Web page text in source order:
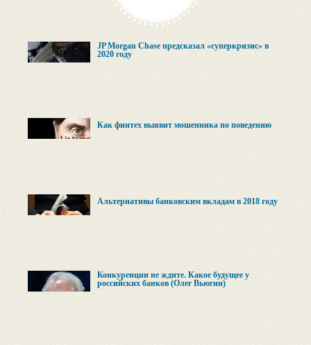
JP Morgan Chase предсказал «суперкризиc» в
2020 году
Как финтех выявит мошенника по поведению
Альтернативы банковским вкладам в 2018 году
Конкуренции не ждите. Какое будущее у
российских банков (Олег Вьюгин)